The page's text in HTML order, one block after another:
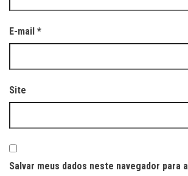
E-mail *
Site
Salvar meus dados neste navegador para